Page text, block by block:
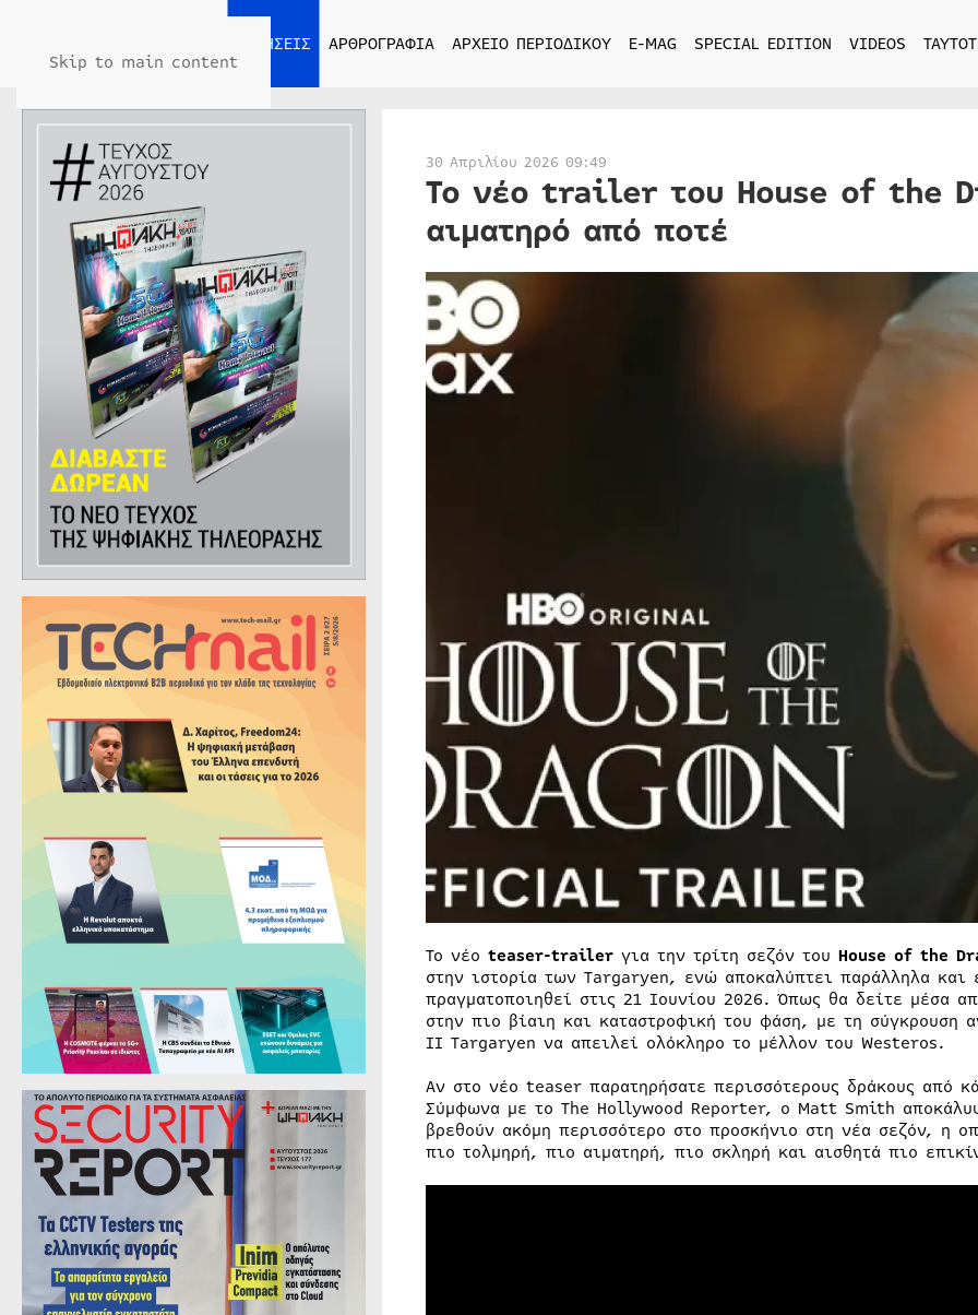
Skip to main content
ΕΙΔΗΣΕΙΣ ΑΡΘΡΟΓΡΑΦΙΑ ΑΡΧΕΙΟ ΠΕΡΙΟΔΙΚΟΥ E-MAG SPECIAL EDITION VIDEOS
30 Απριλίου 2026 09:49
Το νέο trailer του House of the
αιματηρό από ποτέ
Το νέο teaser-trailer για την τρίτη σεζόν του House of the
στην ιστορία των Targaryen, ενώ αποκαλύπτει παράλληλα και
πραγματοποιηθεί στις 21 Ιουνίου 2026. Όπως θα δείτε μέσα
στην πιο βίαιη και καταστροφική του φάση, με τη σύγκρουση
II Targaryen να απειλεί ολόκληρο το μέλλον του Westeros.
Αν στο νέο teaser παρατηρήσατε περισσότερους δράκους από
Σύμφωνα με το The Hollywood Reporter, ο Matt Smith
βρεθούν ακόμη περισσότερο στο προσκήνιο στη νέα σεζόν, η
πιο τολμηρή, πιο αιματηρή, πιο σκληρή και αισθητά πιο